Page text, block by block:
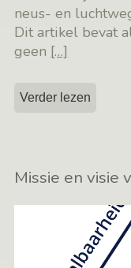
neus- en
Dit artikel bevat
geen […]
Verder lezen
Missie en visie